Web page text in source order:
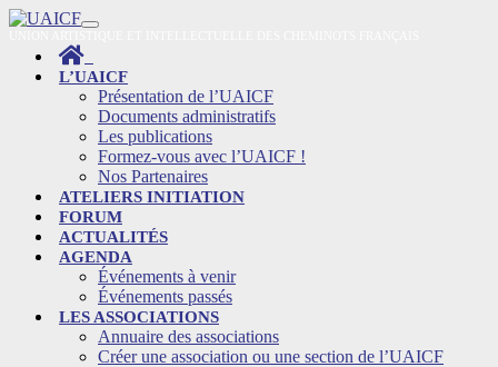
Skip
content
L’UAICF
Présentation de l’UAICF
Documents administratifs
Les publications
Formez-vous avec l’UAICF !
Nos Partenaires
ATELIERS INITIATION
FORUM
ACTUALITÉS
AGENDA
Événements à venir
Événements passés
LES ASSOCIATIONS
Annuaire des associations
Créer une association ou une section de l’UAICF